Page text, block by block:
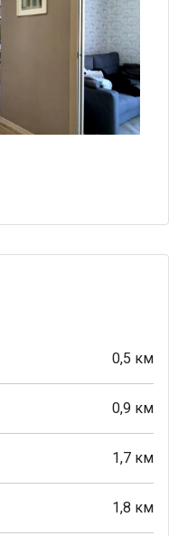
0,5 км
0,9 км
1,7 км
1,8 км